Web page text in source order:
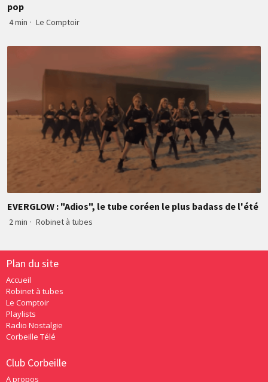
pop
4 min · Le Comptoir
EVERGLOW : "Adios", le tube coréen le plus badass de l'été
2 min · Robinet à tubes
Plan du site
Accueil
Robinet à tubes
Le Comptoir
Playlists
Radio Nostalgie
Corbeille Télé
Club Corbeille
A propos